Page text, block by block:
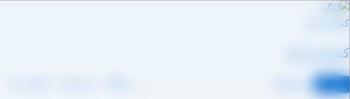
پرش
به
کشمش آراد